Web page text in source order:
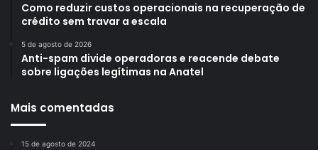
Como reduzir custos operacionais na recuperação de
crédito sem travar a escala
5 de agosto de 2026
Anti-spam divide operadoras e reacende debate
sobre ligações legítimas na Anatel
Mais comentadas
15 de agosto de 2024